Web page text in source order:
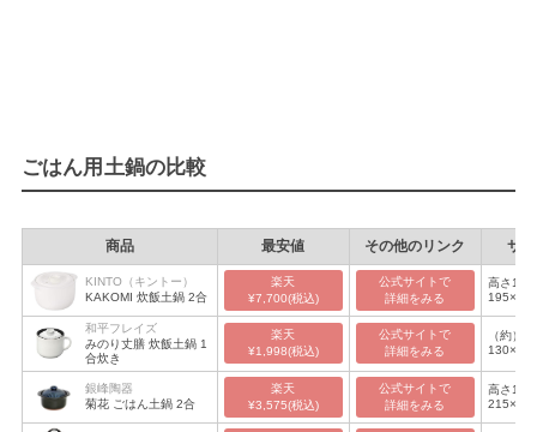
ごはん用土鍋の比較
商品 最安値 その他のリンク サ
KINTO（キントー）
KAKOMI 炊飯土鍋 2合
楽天
¥7,700(税込)
公式サイトで
詳細をみる
高さ
195×直
和平フレイズ
みのり丈膳 炊飯土鍋 1
合炊き
楽天
¥1,998(税込)
公式サイトで
詳細をみる
（約）
130×幅
銀峰陶器
菊花 ごはん土鍋 2合
楽天
¥3,575(税込)
公式サイトで
詳細をみる
高さ
215×口